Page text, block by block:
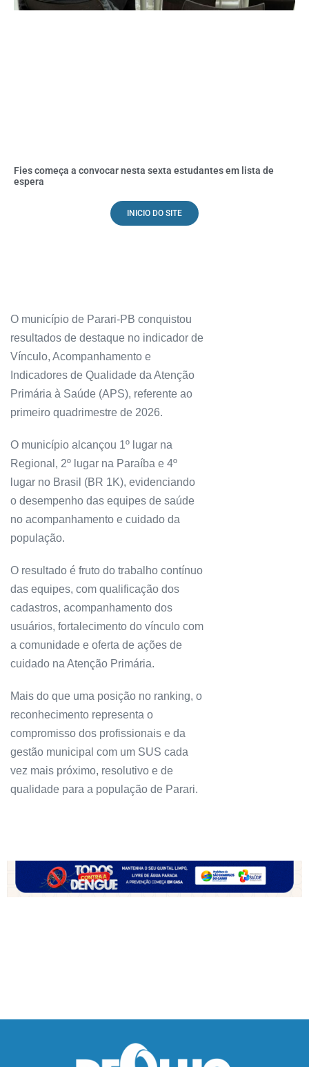
Fies começa a convocar nesta sexta estudantes em lista de
espera
INICIO DO SITE
O município de Parari-PB conquistou
resultados de destaque no indicador de
Vínculo, Acompanhamento e
Indicadores de Qualidade da Atenção
Primária à Saúde (APS), referente ao
primeiro quadrimestre de 2026.
O município alcançou 1º lugar na
Regional, 2º lugar na Paraíba e 4º
lugar no Brasil (BR 1K), evidenciando
o desempenho das equipes de saúde
no acompanhamento e cuidado da
população.
O resultado é fruto do trabalho contínuo
das equipes, com qualificação dos
cadastros, acompanhamento dos
usuários, fortalecimento do vínculo com
a comunidade e oferta de ações de
cuidado na Atenção Primária.
Mais do que uma posição no ranking, o
reconhecimento representa o
compromisso dos profissionais e da
gestão municipal com um SUS cada
vez mais próximo, resolutivo e de
qualidade para a população de Parari.